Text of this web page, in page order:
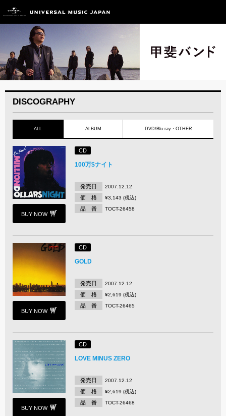
DISCOGRAPHY
ALL ALBUM DVD/Blu-ray・OTHER
BUY NOW
CD
100万$ナイト
発売日 2007.12.12
価 格 ¥3,143 (税込)
品 番 TOCT-26458
BUY NOW
CD
GOLD
発売日 2007.12.12
価 格 ¥2,619 (税込)
品 番 TOCT-26465
BUY NOW
CD
LOVE MINUS ZERO
発売日 2007.12.12
価 格 ¥2,619 (税込)
品 番 TOCT-26468